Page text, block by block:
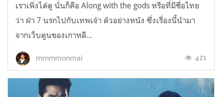
เราเพิ่งได้ดู นั่นก็คือ Along with the gods หรือที่มีชื่อไทย
ว่า ฝ่า 7 นรกไปกับเทพเจ้า ตัวอย่างหนัง ซึ่งเรื่องนี้นำมา
จากเว็บตูนของเกาหลี...
mmmmonmai 421